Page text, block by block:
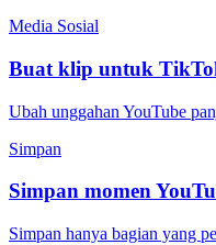
Media Sosial
Buat klip untuk
Ubah unggahan YouTube
Simpan
Simpan momen
Simpan hanya bagian yang